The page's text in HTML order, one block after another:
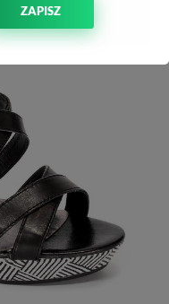
ZAPISZ